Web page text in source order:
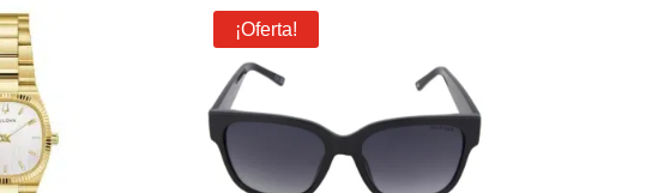
¡Oferta!